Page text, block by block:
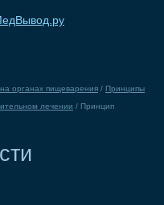
органах пищеварения / Принципы
лечении / Принцип